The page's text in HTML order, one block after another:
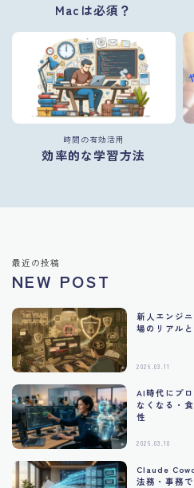
Macは必須？
時間の有効活用
効率的な学習方法
最近の投稿
NEW POST
新人エンジ
場のリアル
2026.03.11
AI時代にプ
なくなる・
性
2026.03.10
Claude
法務・事務